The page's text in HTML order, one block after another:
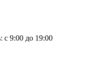
9:00 до 19:00